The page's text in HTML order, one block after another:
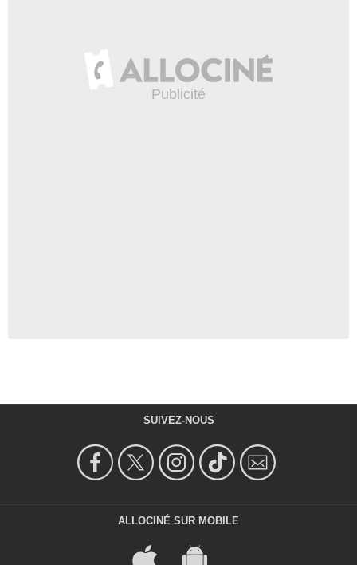
SUIVEZ-NOUS
ALLOCINÉ SUR MOBILE